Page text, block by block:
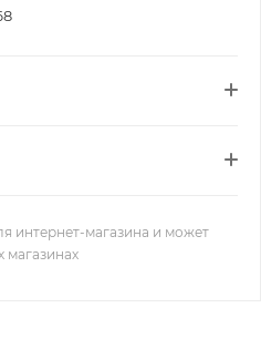
интернет-магазина и может
магазинах